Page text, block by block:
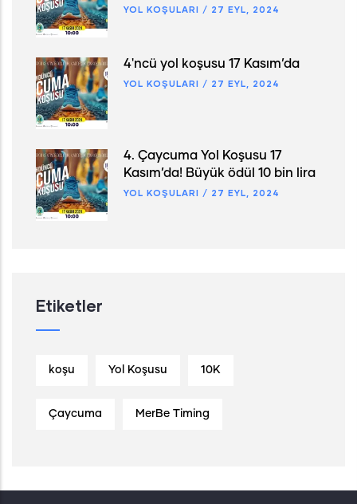
YOL KOŞULARI / 27 EYL, 2024
4'ncü yol koşusu 17 Kasım’da
YOL KOŞULARI / 27 EYL, 2024
4. Çaycuma Yol Koşusu 17
Kasım’da! Büyük ödül 10 bin lira
YOL KOŞULARI / 27 EYL, 2024
Etiketler
koşu Yol Koşusu 10K
Çaycuma MerBe Timing